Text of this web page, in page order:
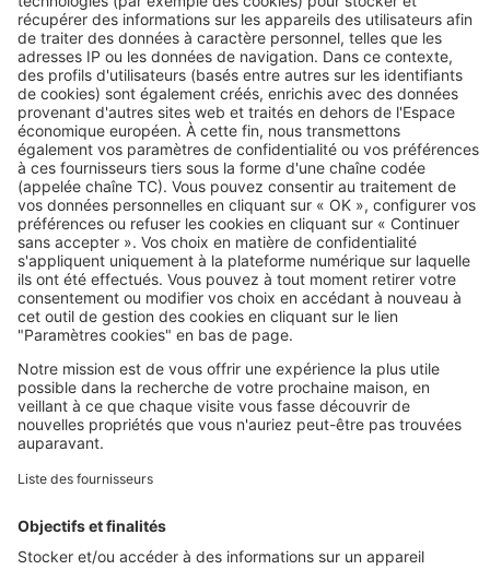
Construction d’avenir : l’habitat
autonome par Biomespace
Image
Techniques de construction
Maisons en kit : le bon plan pour
mon budget ?
Tous les constructeurs par spécialité
Maison individuelle Maison contemporaine
Maison traditionnelle
Maison passive
Image